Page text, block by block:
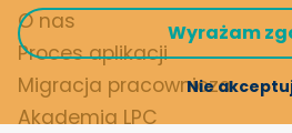
O nas
Proces aplikacji
Migracja pracownicza
Akademia LPC
Wyrażam
Nie